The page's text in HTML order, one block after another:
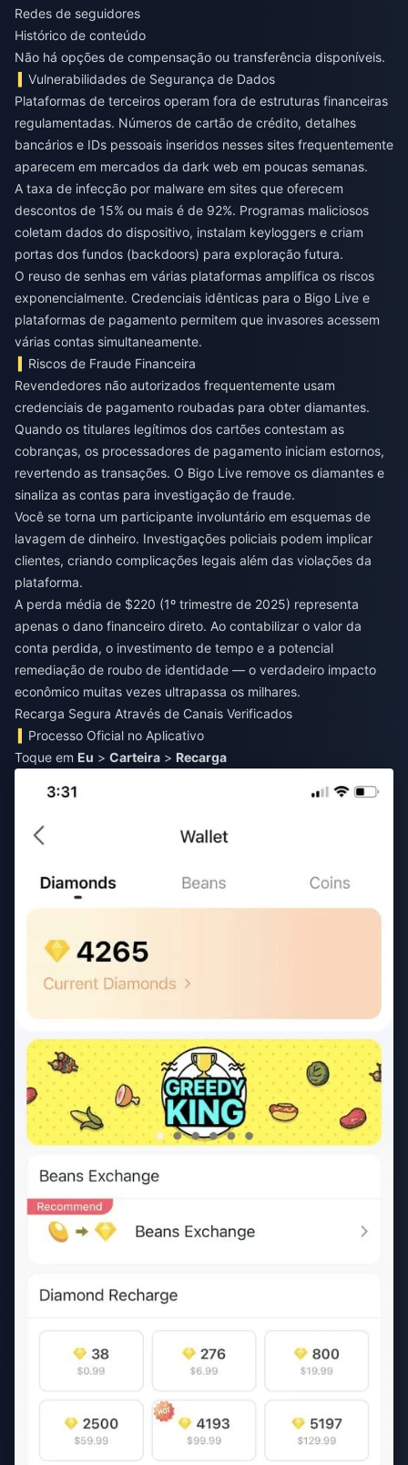
Redes de seguidores
Histórico de conteúdo
Não há opções de compensação ou transferência disponíveis.
Vulnerabilidades de Segurança de Dados
Plataformas de terceiros operam fora de estruturas financeiras
regulamentadas. Números de cartão de crédito, detalhes
bancários e IDs pessoais inseridos nesses sites frequentemente
aparecem em mercados da dark web em poucas semanas.
A taxa de infecção por malware em sites que oferecem
descontos de 15% ou mais é de 92%. Programas maliciosos
coletam dados do dispositivo, instalam keyloggers e criam
portas dos fundos (backdoors) para exploração futura.
O reuso de senhas em várias plataformas amplifica os riscos
exponencialmente. Credenciais idênticas para o Bigo Live e
plataformas de pagamento permitem que invasores acessem
várias contas simultaneamente.
Riscos de Fraude Financeira
Revendedores não autorizados frequentemente usam
credenciais de pagamento roubadas para obter diamantes.
Quando os titulares legítimos dos cartões contestam as
cobranças, os processadores de pagamento iniciam estornos,
revertendo as transações. O Bigo Live remove os diamantes e
sinaliza as contas para investigação de fraude.
Você se torna um participante involuntário em esquemas de
lavagem de dinheiro. Investigações policiais podem implicar
clientes, criando complicações legais além das violações da
plataforma.
A perda média de $220 (1º trimestre de 2025) representa
apenas o dano financeiro direto. Ao contabilizar o valor da
conta perdida, o investimento de tempo e a potencial
remediação de roubo de identidade — o verdadeiro impacto
econômico muitas vezes ultrapassa os milhares.
Recarga Segura Através de Canais Verificados
Processo Oficial no Aplicativo
Toque em Eu > Carteira > Recarga